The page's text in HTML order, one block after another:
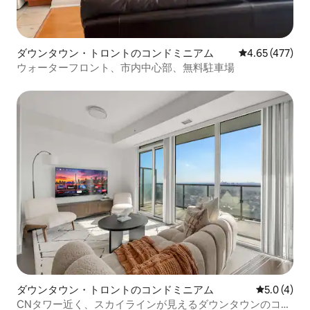
ダウンタウン・トロントのコンドミニアム レビュー477
4.65 (477)
ウォーターフロント、市内中心部、無料駐車場
ダウンタウン・トロントのコンドミニアム レビュー4
5.0 (4)
CNタワー近く、スカイラインが見えるダウンタウンのコン